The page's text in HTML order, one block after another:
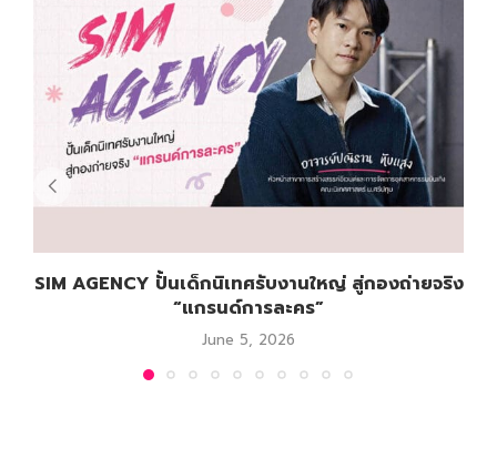
SIM AGENCY ปั้นเด็กนิเทศรับงานใหญ่ สู่กองถ่ายจริง
“แกรนด์การละคร”
June 5, 2026